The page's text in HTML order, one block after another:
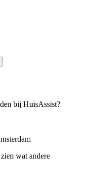
bij HuisAssist?
wat andere